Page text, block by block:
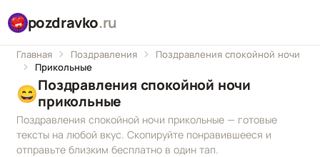
pozdravko.ru
Главная Поздравления
Поздравления спокойной ночи
Прикольные
😄Поздравления спокойной ночи
прикольные
Поздравления спокойной ночи прикольные — готовые
тексты на любой вкус. Скопируйте понравившееся и
отправьте близким бесплатно в один тап.